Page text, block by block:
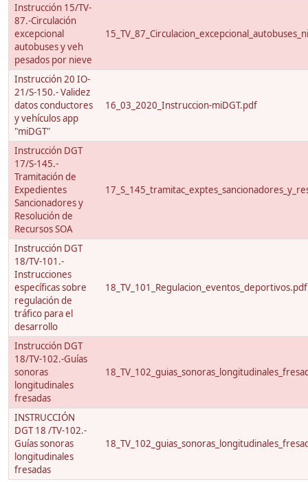
Instrucción 15/TV-
87.-Circulación
excepcional
autobuses y veh
pesados por nieve
Instrucción 20 IO-
21/S-150.- Validez
datos conductores
y vehículos app
"miDGT"
16_03_2020_Instruccion-miDGT.pdf
Instrucción DGT
17/S-145.-
Tramitación de
Expedientes
Sancionadores y
Resolución de
Recursos SOA
Instrucción DGT
18/TV-101.-
Instrucciones
específicas sobre
regulación de
tráfico para el
desarrollo
18_TV_101_Regulacion_eventos_deportivos.pdf
Instrucción DGT
18/TV-102.-Guías
sonoras
longitudinales
fresadas
INSTRUCCIÓN
DGT 18 /TV-102.-
Guías sonoras
longitudinales
fresadas